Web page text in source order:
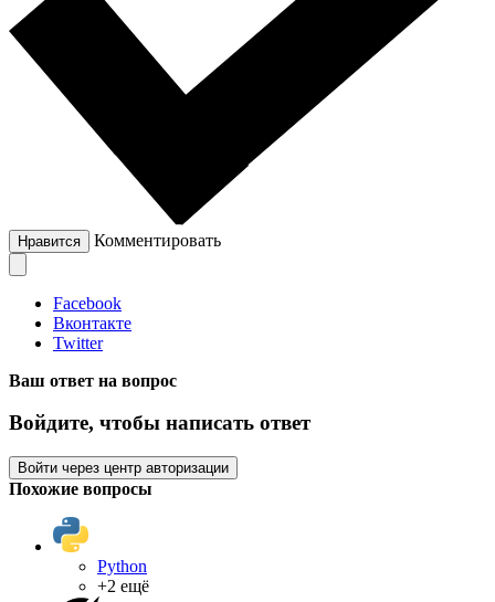
Нравится Комментировать
Facebook
Вконтакте
Twitter
Ваш ответ на вопрос
Войдите, чтобы написать ответ
Войти через центр авторизации
Похожие вопросы
Python
+2 ещё